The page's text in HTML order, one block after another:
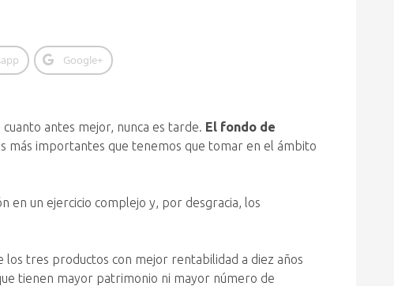
Google+
antes mejor, nunca es tarde. El fondo de
más importantes que tenemos que tomar en el ámbito
en un ejercicio complejo y, por desgracia, los
los tres productos con mejor rentabilidad a diez años
tienen mayor patrimonio ni mayor número de